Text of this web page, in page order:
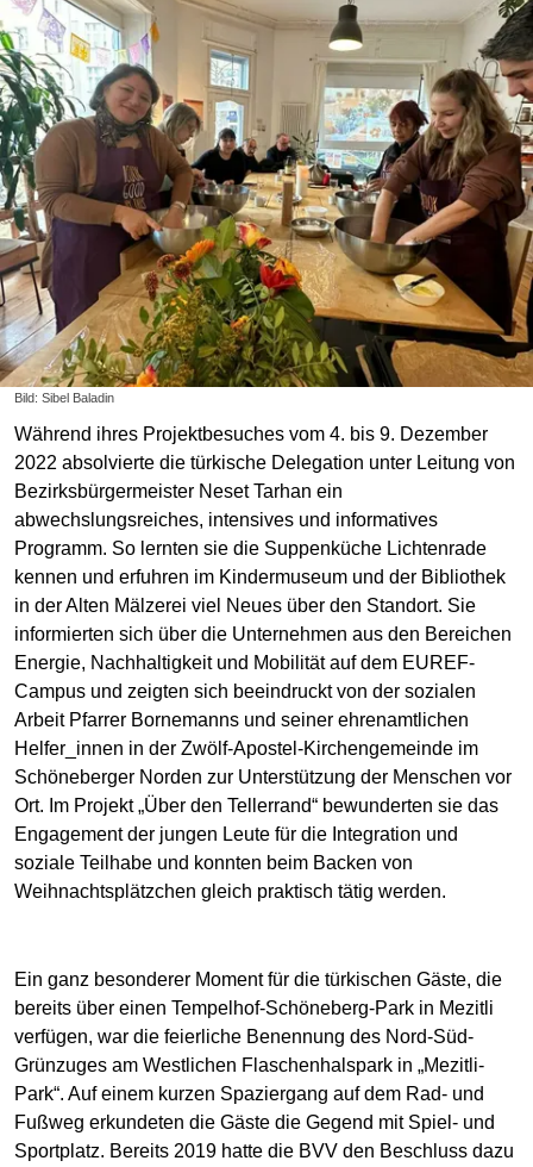
Bild: Sibel Baladin
Während ihres Projektbesuches vom 4. bis 9. Dezember
2022 absolvierte die türkische Delegation unter Leitung von
Bezirksbürgermeister Neset Tarhan ein
abwechslungsreiches, intensives und informatives
Programm. So lernten sie die Suppenküche Lichtenrade
kennen und erfuhren im Kindermuseum und der Bibliothek
in der Alten Mälzerei viel Neues über den Standort. Sie
informierten sich über die Unternehmen aus den Bereichen
Energie, Nachhaltigkeit und Mobilität auf dem EUREF-
Campus und zeigten sich beeindruckt von der sozialen
Arbeit Pfarrer Bornemanns und seiner ehrenamtlichen
Helfer_innen in der Zwölf-Apostel-Kirchengemeinde im
Schöneberger Norden zur Unterstützung der Menschen vor
Ort. Im Projekt „Über den Tellerrand“ bewunderten sie das
Engagement der jungen Leute für die Integration und
soziale Teilhabe und konnten beim Backen von
Weihnachtsplätzchen gleich praktisch tätig werden.
Ein ganz besonderer Moment für die türkischen Gäste, die
bereits über einen Tempelhof-Schöneberg-Park in Mezitli
verfügen, war die feierliche Benennung des Nord-Süd-
Grünzuges am Westlichen Flaschenhalspark in „Mezitli-
Park“. Auf einem kurzen Spaziergang auf dem Rad- und
Fußweg erkundeten die Gäste die Gegend mit Spiel- und
Sportplatz. Bereits 2019 hatte die BVV den Beschluss dazu